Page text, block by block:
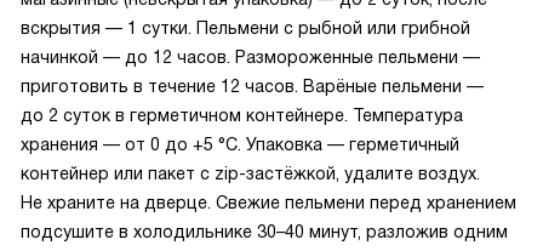
вскрытия — 1 сутки. Пельмени с рыбной или грибной
начинкой — до 12 часов. Размороженные пельмени —
приготовить в течение 12 часов. Варёные пельмени —
до 2 суток в герметичном контейнере. Температура
хранения — от 0 до +5 °C. Упаковка — герметичный
контейнер или пакет с zip-застёжкой, удалите воздух.
Не храните на дверце. Свежие пельмени перед хранением
подсушите в холодильнике 30–40 минут, разложив одним